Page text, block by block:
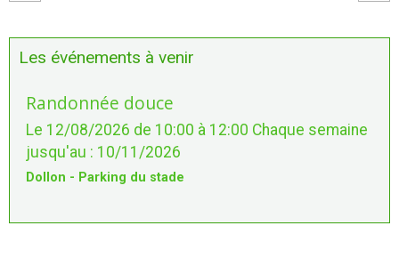
Les événements à venir
Randonnée douce
Le 12/08/2026 de 10:00 à 12:00 Chaque semaine
jusqu'au : 10/11/2026
Dollon - Parking du stade